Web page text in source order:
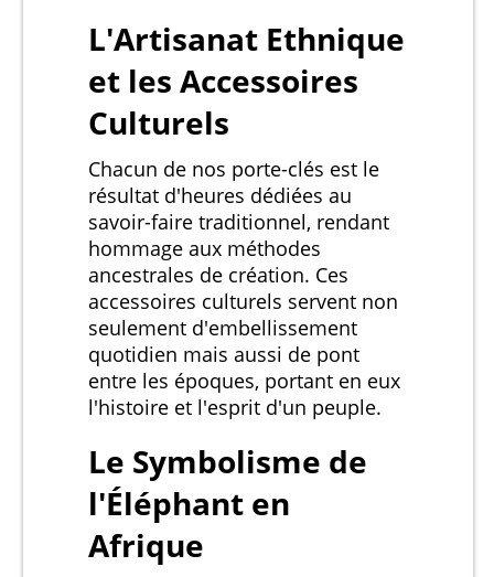
L'Artisanat Ethnique
et les Accessoires
Culturels
Chacun de nos porte-clés est le
résultat d'heures dédiées au
savoir-faire traditionnel, rendant
hommage aux méthodes
ancestrales de création. Ces
accessoires culturels servent non
seulement d'embellissement
quotidien mais aussi de pont
entre les époques, portant en eux
l'histoire et l'esprit d'un peuple.
Le Symbolisme de
l'Éléphant en
Afrique